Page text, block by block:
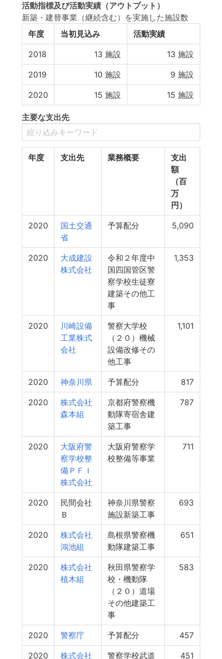
活動指標及び活動実績 （アウトプット）
新築・建替事業（継続含む）を実施した施設数
年度
当初見込み 活動実績
2018 13 施設 13 施設
2019 10 施設 9 施設
2020 15 施設 15 施設
主要な支出先
年度 支出先 業務概要
支出
額
（百
万
円）
2020
国土交通
省
予算配分 5,090
2020
大成建設
株式会社
令和２年度中
国四国管区警
察学校生徒寮
建築その他工
事
1,353
2020
川崎設備
工業株式
会社
警察大学校
（２０）機械
設備改修その
他工事
1,101
2020 神奈川県 予算配分 817
2020
株式会社
森本組
京都府警察機
動隊寄宿舎建
築工事
787
2020
大阪府警
察学校整
備ＰＦＩ
株式会社
大阪府警察学
校整備等事業
711
2020
民間会社
Ｂ
神奈川県警察
施設新築工事
693
2020
株式会社
鴻池組
島根県警察機
動隊建築工事
651
2020
株式会社
植木組
秋田県警察学
校・機動隊
（２０）道場
その他建築工
事
583
2020 警察庁 予算配分 457
2020 株式会社 警察学校武道 451